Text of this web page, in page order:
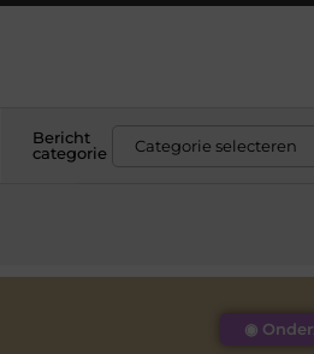
Bericht
categorie
◉